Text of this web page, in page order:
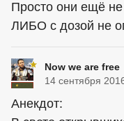
Просто они ещё
ЛИБО с дозой не
Now we are free
14 сентября
Анекдот: